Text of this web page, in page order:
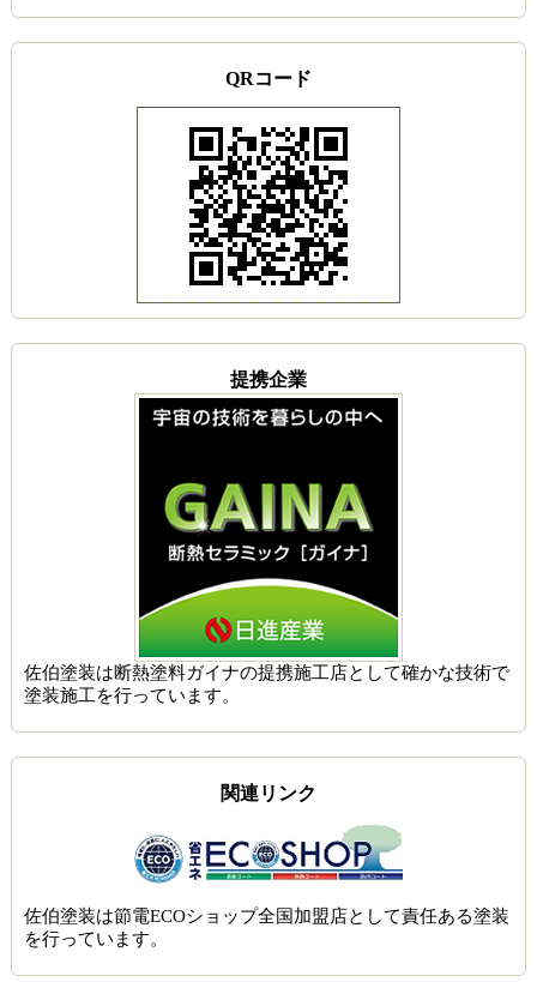
QRコード
提携企業
佐伯塗装は断熱塗料ガイナの提携施工店として確かな技術で
塗装施工を行っています。
関連リンク
佐伯塗装は節電ECOショップ全国加盟店として責任ある塗装
を行っています。